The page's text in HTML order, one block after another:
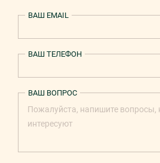
ВАШ EMAIL
ВАШ ТЕЛЕФОН
ВАШ ВОПРОС